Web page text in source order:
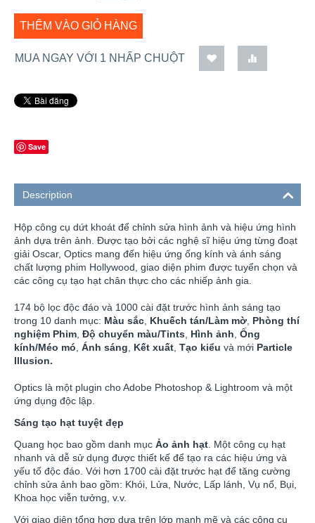
THÊM VÀO GIỎ HÀNG
MUA NGAY VỚI 1 NHẤP CHUỘT
Save
Description
Hộp công cụ dứt khoát để chỉnh sửa hình ảnh và hiệu ứng hình
ảnh dựa trên ảnh. Được tạo bởi các nghệ sĩ hiệu ứng từng đoạt
giải Oscar, Optics mang đến hiệu ứng ống kính và ánh sáng
chất lượng phim Hollywood, giao diện phim được tuyển chọn và
các công cụ tạo hạt chân thực cho các nhiếp ảnh gia.
174 bộ lọc độc đáo và 1000 cài đặt trước hình ảnh sáng tạo
trong 10 danh mục: Màu sắc Khuếch tán/Làm mờ Phòng thí
nghiệm Phim Độ chuyển màu/Tints Hình ảnh Ống
kính/Méo mó Ánh sáng Kết xuất Tạo kiểu và mới Particle
Illusion.
Optics là một plugin cho Adobe Photoshop & Lightroom và một
ứng dụng độc lập.
Sáng tạo hạt tuyệt đẹp
Quang học bao gồm danh mục Ảo ảnh hạt . Một công cụ hạt
nhanh và dễ sử dụng được thiết kế để tạo ra các hiệu ứng và
yếu tố độc đáo. Với hơn 1700 cài đặt trước hạt để tăng cường
chỉnh sửa ảnh bao gồm: Khói, Lửa, Nước, Lấp lánh, Vụ nổ, Bụi,
Khoa học viễn tưởng, v.v.
Với giao diện tổng hợp dựa trên lớp mạnh mẽ và các công cụ